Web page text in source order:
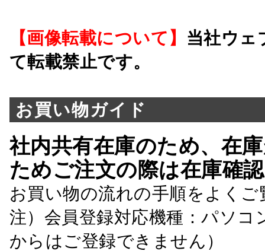
【画像転載について】 当社ウェ
て転載禁止です。
お買い物ガイド
社内共有在庫のため、在
ためご注文の際は在庫確
お買い物の流れの手順をよくご
注）会員登録対応機種：パソ
からはご登録できません）